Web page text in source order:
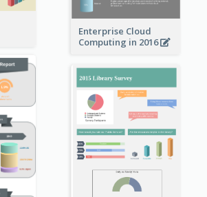
Enterprise Cloud
Computing in 2016